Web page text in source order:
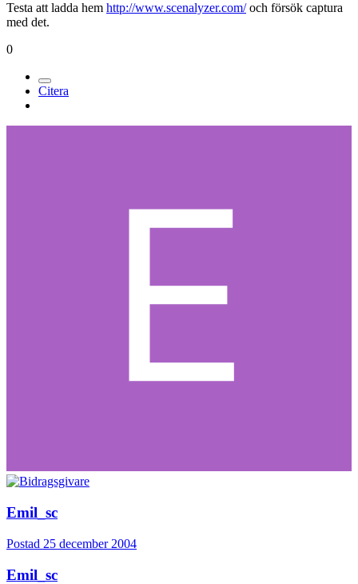
Testa att ladda hem http://www.scenalyzer.com/och försök captura
med det.
0
Citera
Emil_sc
Postad 25 december 2004
Emil_sc